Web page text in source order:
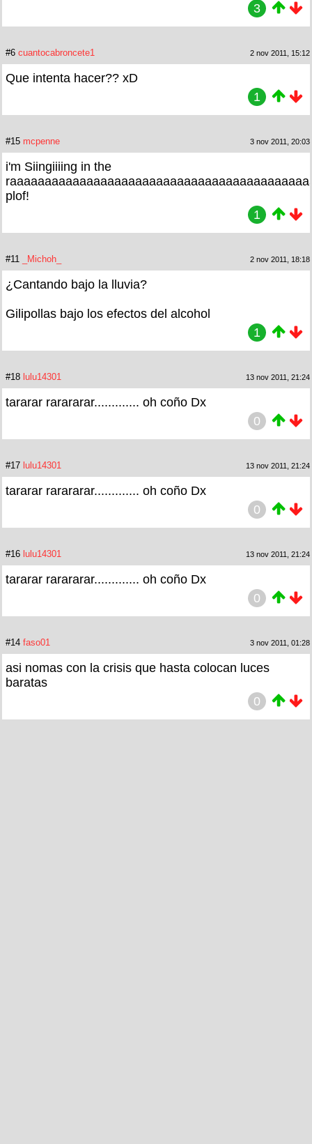
3
#6 cuantocabroncete1 2 nov 2011, 15:12
Que intenta hacer?? xD
1
#15 mcpenne 3 nov 2011, 20:03
i'm Siingiiiing in the
plof!
1
#11 _Michoh_ 2 nov 2011, 18:18
¿Cantando bajo la lluvia?
Gilipollas bajo los efectos del alcohol
1
#18 lulu14301 13 nov 2011, 21:24
tararar rarararar............. oh coño Dx
0
#17 lulu14301 13 nov 2011, 21:24
tararar rarararar............. oh coño Dx
0
#16 lulu14301 13 nov 2011, 21:24
tararar rarararar............. oh coño Dx
0
#14 faso01 3 nov 2011, 01:28
asi nomas con la crisis que hasta colocan luces
baratas
0